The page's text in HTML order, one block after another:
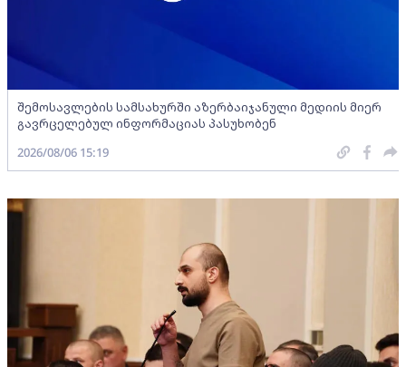
შემოსავლების სამსახურში აზერბაიჯანული მედიის მიერ
გავრცელებულ ინფორმაციას პასუხობენ
2026/08/06 15:19